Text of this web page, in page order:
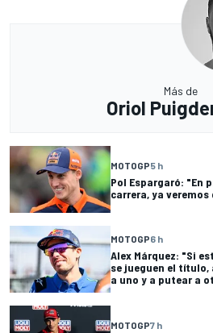
Más de
Oriol
MOTOGP5 h
Pol Espargaró: "En
carrera, ya
MOTOGP6 h
Alex Márquez: "Si
se jueguen el título,
a uno y a putear a
MOTOGP7 h